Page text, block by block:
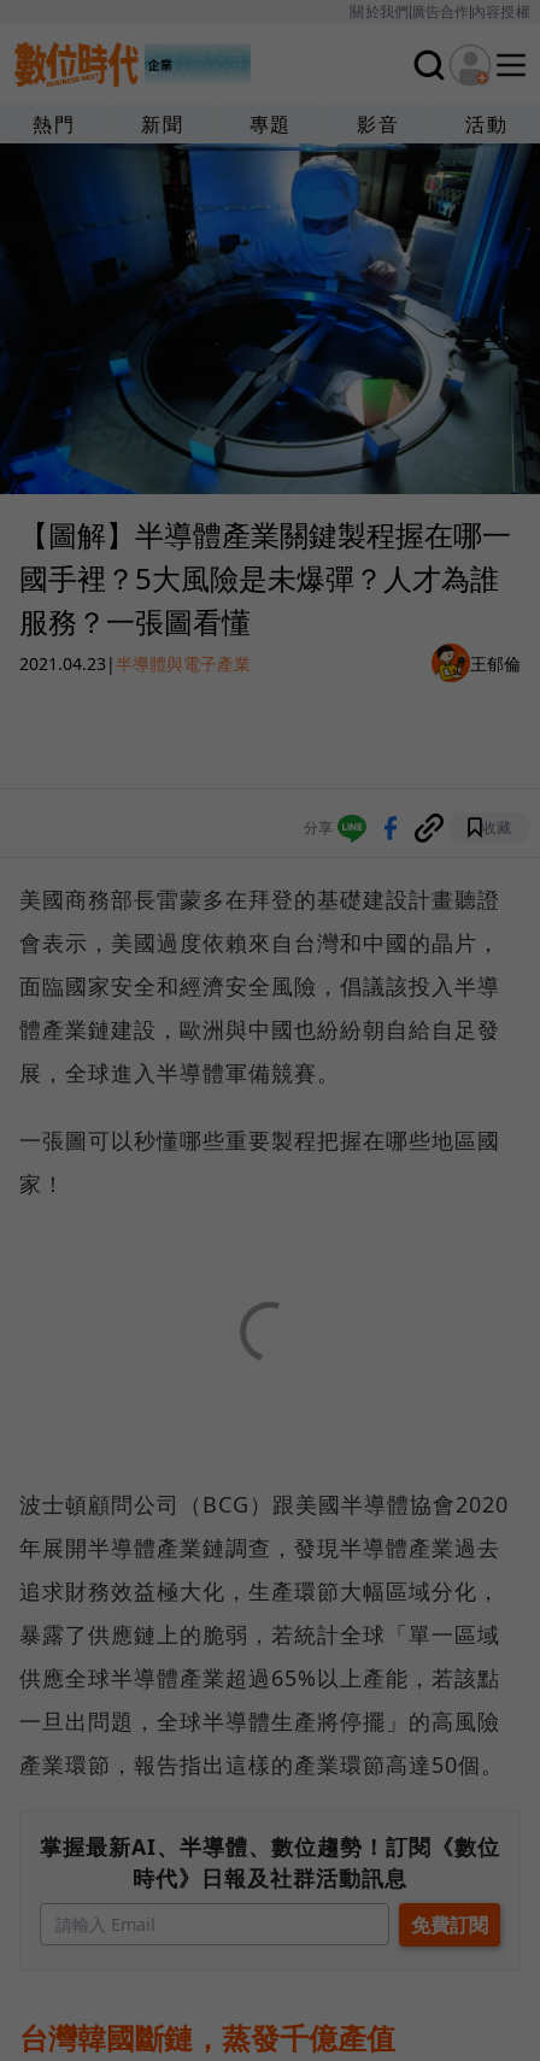
關於我們廣告合作內容授權
熱門 新聞 專題 影音 活動
【圖解】半導體產業關鍵製程握在哪一
國手裡？5大風險是未爆彈？人才為誰
服務？一張圖看懂
2021.04.23 |半導體與電子產業 王郁倫
分享 收藏
美國商務部長雷蒙多在拜登的基礎建設計畫聽證
會表示，美國過度依賴來自台灣和中國的晶片，
面臨國家安全和經濟安全風險，倡議該投入半導
體產業鏈建設，歐洲與中國也紛紛朝自給自足發
展，全球進入半導體軍備競賽。
一張圖可以秒懂哪些重要製程把握在哪些地區國
家！
波士頓顧問公司（BCG）跟美國半導體協會2020
年展開半導體產業鏈調查，發現半導體產業過去
追求財務效益極大化，生產環節大幅區域分化，
暴露了供應鏈上的脆弱，若統計全球「單一區域
供應全球半導體產業超過65%以上產能，若該點
一旦出問題，全球半導體生產將停擺」的高風險
產業環節，報告指出這樣的產業環節高達50個。
掌握最新AI、半導體、數位趨勢！訂閱《數位
時代》日報及社群活動訊息
台灣韓國斷鏈，蒸發千億產值